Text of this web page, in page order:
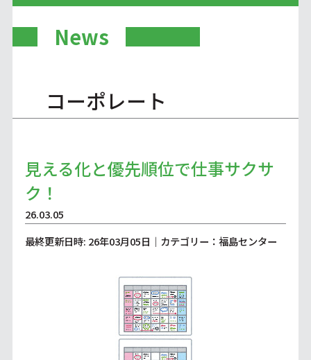
News
コーポレート
見える化と優先順位で仕事サクサ
ク！
26.03.05
最終更新日時: 26年03月05日｜カテゴリー：福島センター